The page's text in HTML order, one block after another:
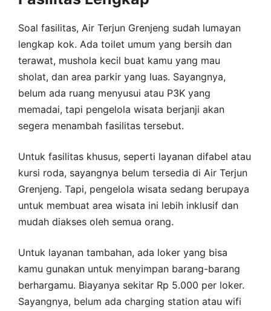
Soal fasilitas, Air Terjun Grenjeng sudah lumayan
lengkap kok. Ada toilet umum yang bersih dan
terawat, mushola kecil buat kamu yang mau
sholat, dan area parkir yang luas. Sayangnya,
belum ada ruang menyusui atau P3K yang
memadai, tapi pengelola wisata berjanji akan
segera menambah fasilitas tersebut.
Untuk fasilitas khusus, seperti layanan difabel atau
kursi roda, sayangnya belum tersedia di Air Terjun
Grenjeng. Tapi, pengelola wisata sedang berupaya
untuk membuat area wisata ini lebih inklusif dan
mudah diakses oleh semua orang.
Untuk layanan tambahan, ada loker yang bisa
kamu gunakan untuk menyimpan barang-barang
berhargamu. Biayanya sekitar Rp 5.000 per loker.
Sayangnya, belum ada charging station atau wifi